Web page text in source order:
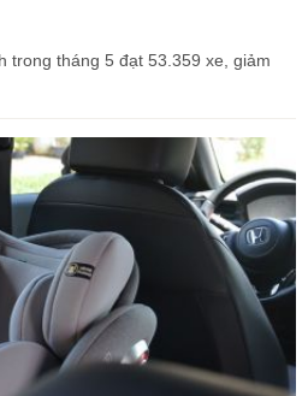
trong tháng 5 đạt 53.359 xe, giảm